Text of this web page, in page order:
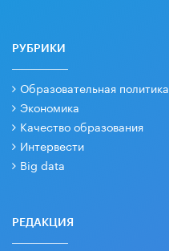
РУБРИКИ
Образовательная политика
Экономика
Качество образования
Интервести
Big data
РЕДАКЦИЯ